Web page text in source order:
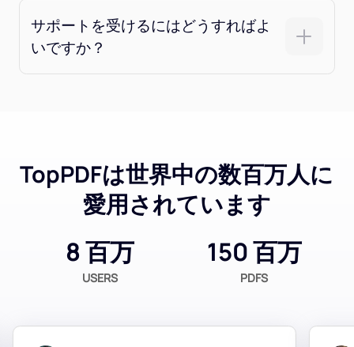
サポートを受けるにはどうすればよ
いですか？
TopPDFは世界中の数百万人に
愛用されています
8 百万
USERS
150 百万
PDFS